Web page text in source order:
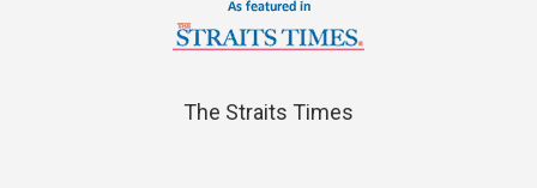
The Straits Times